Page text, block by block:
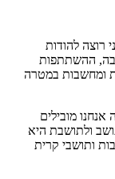
רוצה להודות
ההשתתפות
ומחשבות במטרה
מובילים
ולתושבת היא
ותושבי קרית